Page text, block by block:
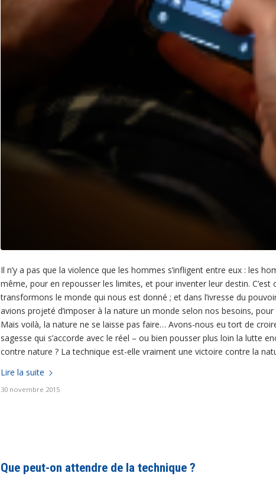
Il n’y a pas que la violence que les hommes s’infligent entre eux : les
même, pour en repousser les limites, et pour inventer leur destin.
transformons le monde qui nous est donné ; et dans l’ivresse du
avions projeté d’imposer à la nature un monde selon nos besoins,
Mais voilà, la nature ne se laisse pas faire… Avons-nous eu tort de
sagesse qui s’accorde avec le réel – ou bien pousser plus loin la lutte
contre nature ? La technique est-elle vraiment une victoire contre la
Lire la suite
30 novembre 2015
Que peut-on attendre de la technique ?